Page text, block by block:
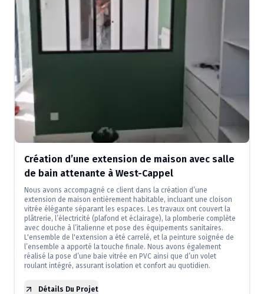
Création d’une extension de maison avec salle
de bain attenante à West-Cappel
Nous avons accompagné ce client dans la création d’une
extension de maison entièrement habitable, incluant une cloison
vitrée élégante séparant les espaces. Les travaux ont couvert la
plâtrerie, l’électricité (plafond et éclairage), la plomberie complète
avec douche à l’italienne et pose des équipements sanitaires.
L'ensemble de l'extension a été carrelé, et la peinture soignée de
l’ensemble a apporté la touche finale. Nous avons également
réalisé la pose d’une baie vitrée en PVC ainsi que d’un volet
roulant intégré, assurant isolation et confort au quotidien.
Détails Du Projet